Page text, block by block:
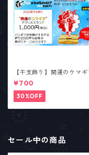
【干支飾り】開運のウマギ
【少数生産】
¥700
30%OFF
セール中の商品